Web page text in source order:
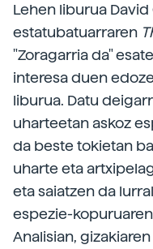
Lehen liburua
estatubatuarraren
"Zoragarria da"
interesa duen
liburua. Datu
uharteetan askoz
da beste tokietan
uharte eta
eta saiatzen da
espezie-
Analisian,